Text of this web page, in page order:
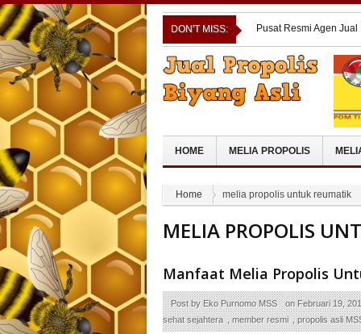
DON'T MISS:
Pusat Resmi Agen
Pusat Resmi Agen
Pusat Resmi Agen
RAYA
Pusat Resmi Agen
Pusat Resmi Agen
HOME MELIA PROPOLIS
Home melia propolis untuk reumatik
MELIA PROPOLIS
Manfaat Melia Propolis
Post byEko Purnomo MSS onFebruari 19,
sehat sejahtera ,member resmi ,propolis asli